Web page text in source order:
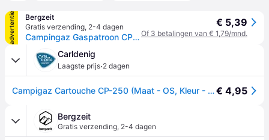
advertentie
Bergzeit
Gratis verzending, 2-4 dagen
Campingaz Gaspatroon CP 250 - Blauw
€ 5,39
Of 3 betalingen van € 1,79/mnd.
Carldenig
Laagste prijs·2 dagen
Campigaz Cartouche CP-250 (Maat - OS, Kleur - No color)€ 4,95
Bergzeit
Gratis verzending, 2-4 dagen